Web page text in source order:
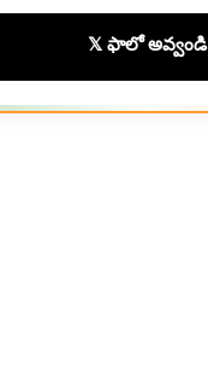
𝕏 ఫాలో అవ్వండి